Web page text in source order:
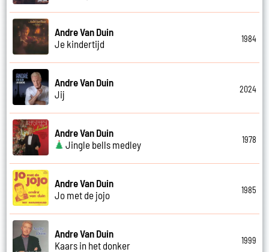
Andre Van Duin
Je kindertijd
1984
Andre Van Duin
Jij
2024
Andre Van Duin
Jingle bells medley
1978
Andre Van Duin
Jo met de jojo
1985
Andre Van Duin
Kaars in het donker
1999